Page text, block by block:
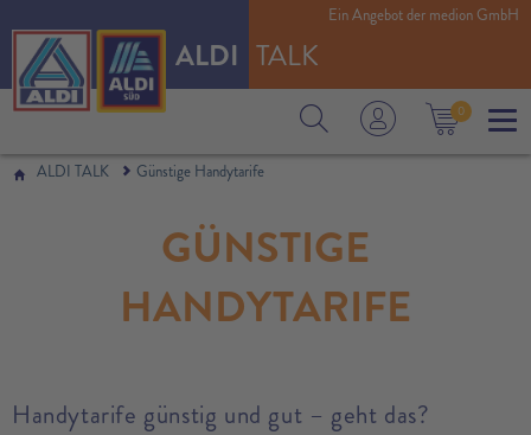
ALDI TALK
0
Ein Angebot der medion GmbH
ALDI TALK Günstige Handytarife
GÜNSTIGE
HANDYTARIFE
Handytarife günstig und gut – geht das?